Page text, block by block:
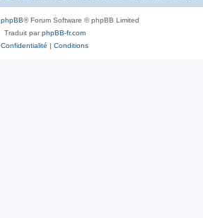
phpBB® Forum Software © phpBB Limited
Traduit parphpBB-fr.com
Confidentialité | Conditions